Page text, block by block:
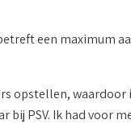
een maximum
opstellen,
bij PSV. Ik had voor